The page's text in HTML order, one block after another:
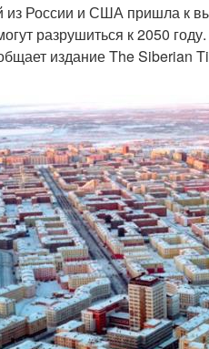
из России и США пришла к
разрушиться к 2050
издание The Siberian